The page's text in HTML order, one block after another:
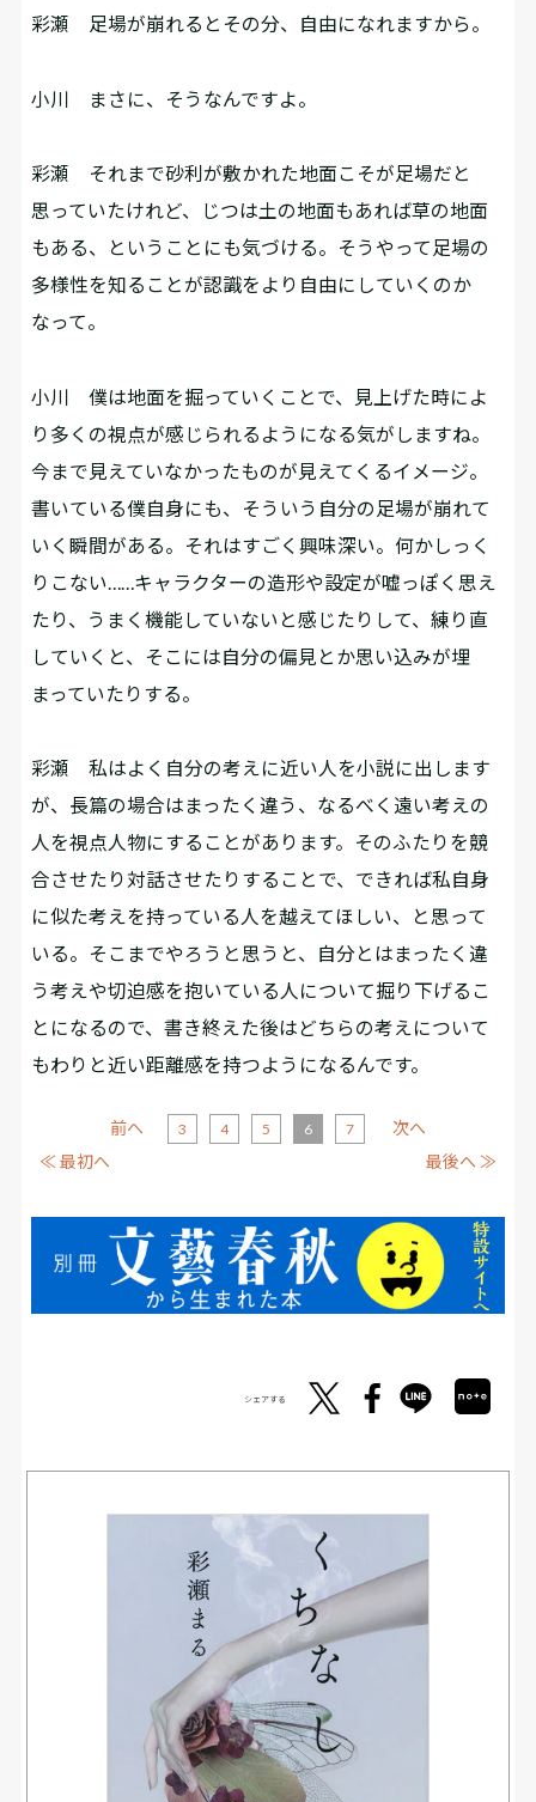
彩瀬 足場が崩れるとその分、自由になれますから。
小川 まさに、そうなんですよ。
彩瀬 それまで砂利が敷かれた地面こそが足場だと
思っていたけれど、じつは土の地面もあれば草の地面
もある、ということにも気づける。そうやって足場の
多様性を知ることが認識をより自由にしていくのか
なって。
小川 僕は地面を掘っていくことで、見上げた時によ
り多くの視点が感じられるようになる気がしますね。
今まで見えていなかったものが見えてくるイメージ。
書いている僕自身にも、そういう自分の足場が崩れて
いく瞬間がある。それはすごく興味深い。何かしっく
りこない……キャラクターの造形や設定が嘘っぽく思え
たり、うまく機能していないと感じたりして、練り直
していくと、そこには自分の偏見とか思い込みが埋
まっていたりする。
彩瀬 私はよく自分の考えに近い人を小説に出します
が、長篇の場合はまったく違う、なるべく遠い考えの
人を視点人物にすることがあります。そのふたりを競
合させたり対話させたりすることで、できれば私自身
に似た考えを持っている人を越えてほしい、と思って
いる。そこまでやろうと思うと、自分とはまったく違
う考えや切迫感を抱いている人について掘り下げるこ
とになるので、書き終えた後はどちらの考えについて
もわりと近い距離感を持つようになるんです。
≪ 最初へ
前へ 3 4 5 6 7
次へ
最後へ ≫
シェアする